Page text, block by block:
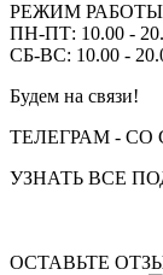
РЕЖИМ
ПН-ПТ: 10.00 -
СБ-ВС: 10.00 -
Будем на связи!
ТЕЛЕГРАМ -
УЗНАТЬ ВСЕ
ОСТАВЬТЕ